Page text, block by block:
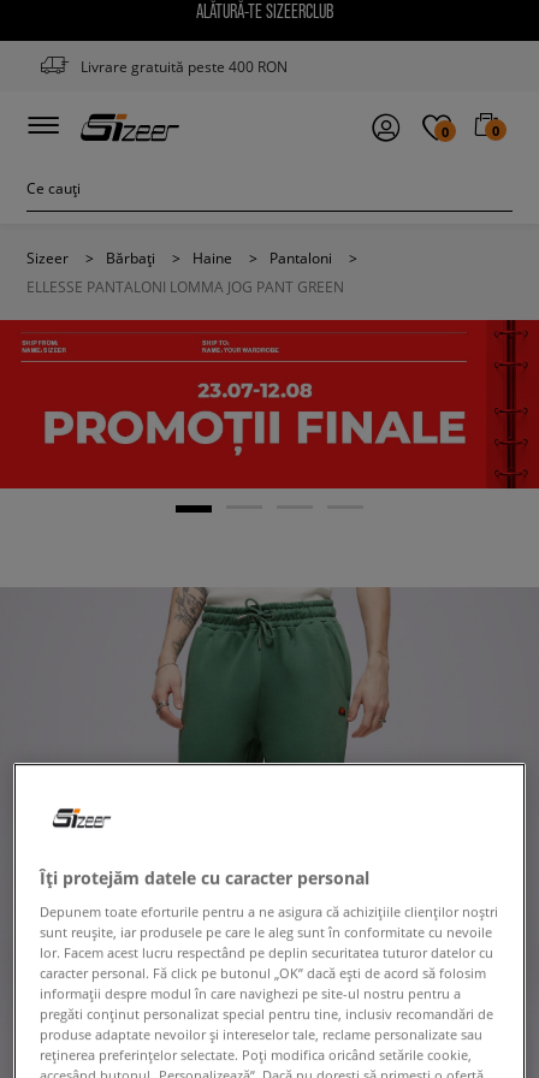
ALĂTURĂ-TE SIZEERCLUB
Livrare gratuită peste 400 RON
0 0
Sizeer > Bărbați > Haine > Pantaloni
>
ELLESSE PANTALONI LOMMA JOG PANT GREEN
Îți protejăm datele cu caracter personal
Depunem toate eforturile pentru a ne asigura că achizițiile clienților noștri
sunt reușite, iar produsele pe care le aleg sunt în conformitate cu nevoile
lor. Facem acest lucru respectând pe deplin securitatea tuturor datelor cu
caracter personal. Fă click pe butonul „OK” dacă ești de acord să folosim
informații despre modul în care navighezi pe site-ul nostru pentru a
pregăti conținut personalizat special pentru tine, inclusiv recomandări de
produse adaptate nevoilor și intereselor tale, reclame personalizate sau
reținerea preferințelor selectate. Poți modifica oricând setările cookie,